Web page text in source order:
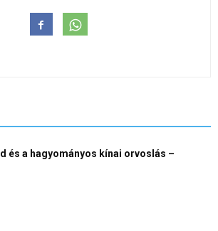
és a hagyományos kínai orvoslás –